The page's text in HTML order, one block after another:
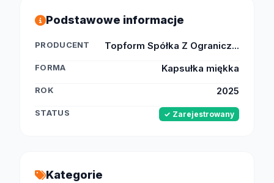
Podstawowe informacje
PRODUCENT Topform Spółka Z Ogranicz...
FORMA Kapsułka miękka
ROK 2025
STATUS ✓ Zarejestrowany
Kategorie